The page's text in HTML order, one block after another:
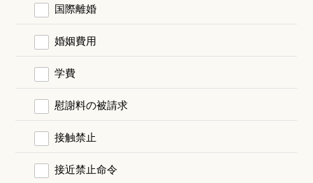
国際離婚
婚姻費用
学費
慰謝料の被請求
接触禁止
接近禁止命令